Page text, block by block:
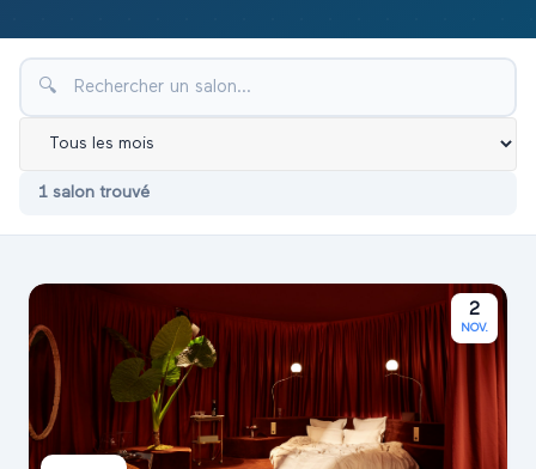
🔍
1 salon trouvé
2
NOV.